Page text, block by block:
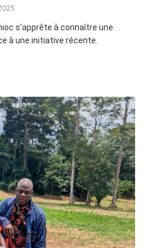
s’apprête à connaître une
à une initiative récente.